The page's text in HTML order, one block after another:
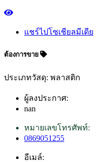
แชร์ไปโซเชียลมีเดีย
ต้องการขาย
ประเภทวัสดุ: พลาสติก
ผู้ลงประกาศ:
nan
หมายเลขโทรศัพท์:
0869051255
อีเมล์: